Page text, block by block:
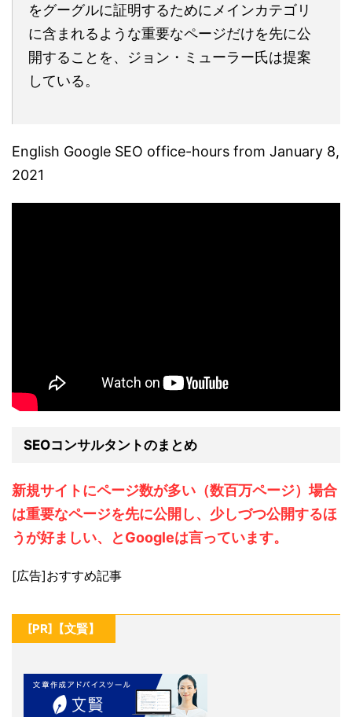
をグーグルに証明するためにメインカテゴリ
に含まれるような重要なページだけを先に公
開することを、ジョン・ミューラー氏は提案
している。
English Google SEO office-hours from January 8,
2021
SEOコンサルタントのまとめ
新規サイトにページ数が多い（数百万ページ）場合
は重要なページを先に公開し、少しづつ公開するほ
うが好ましい、とGoogleは言っています。
[広告]おすすめ記事
[PR]【文賢】